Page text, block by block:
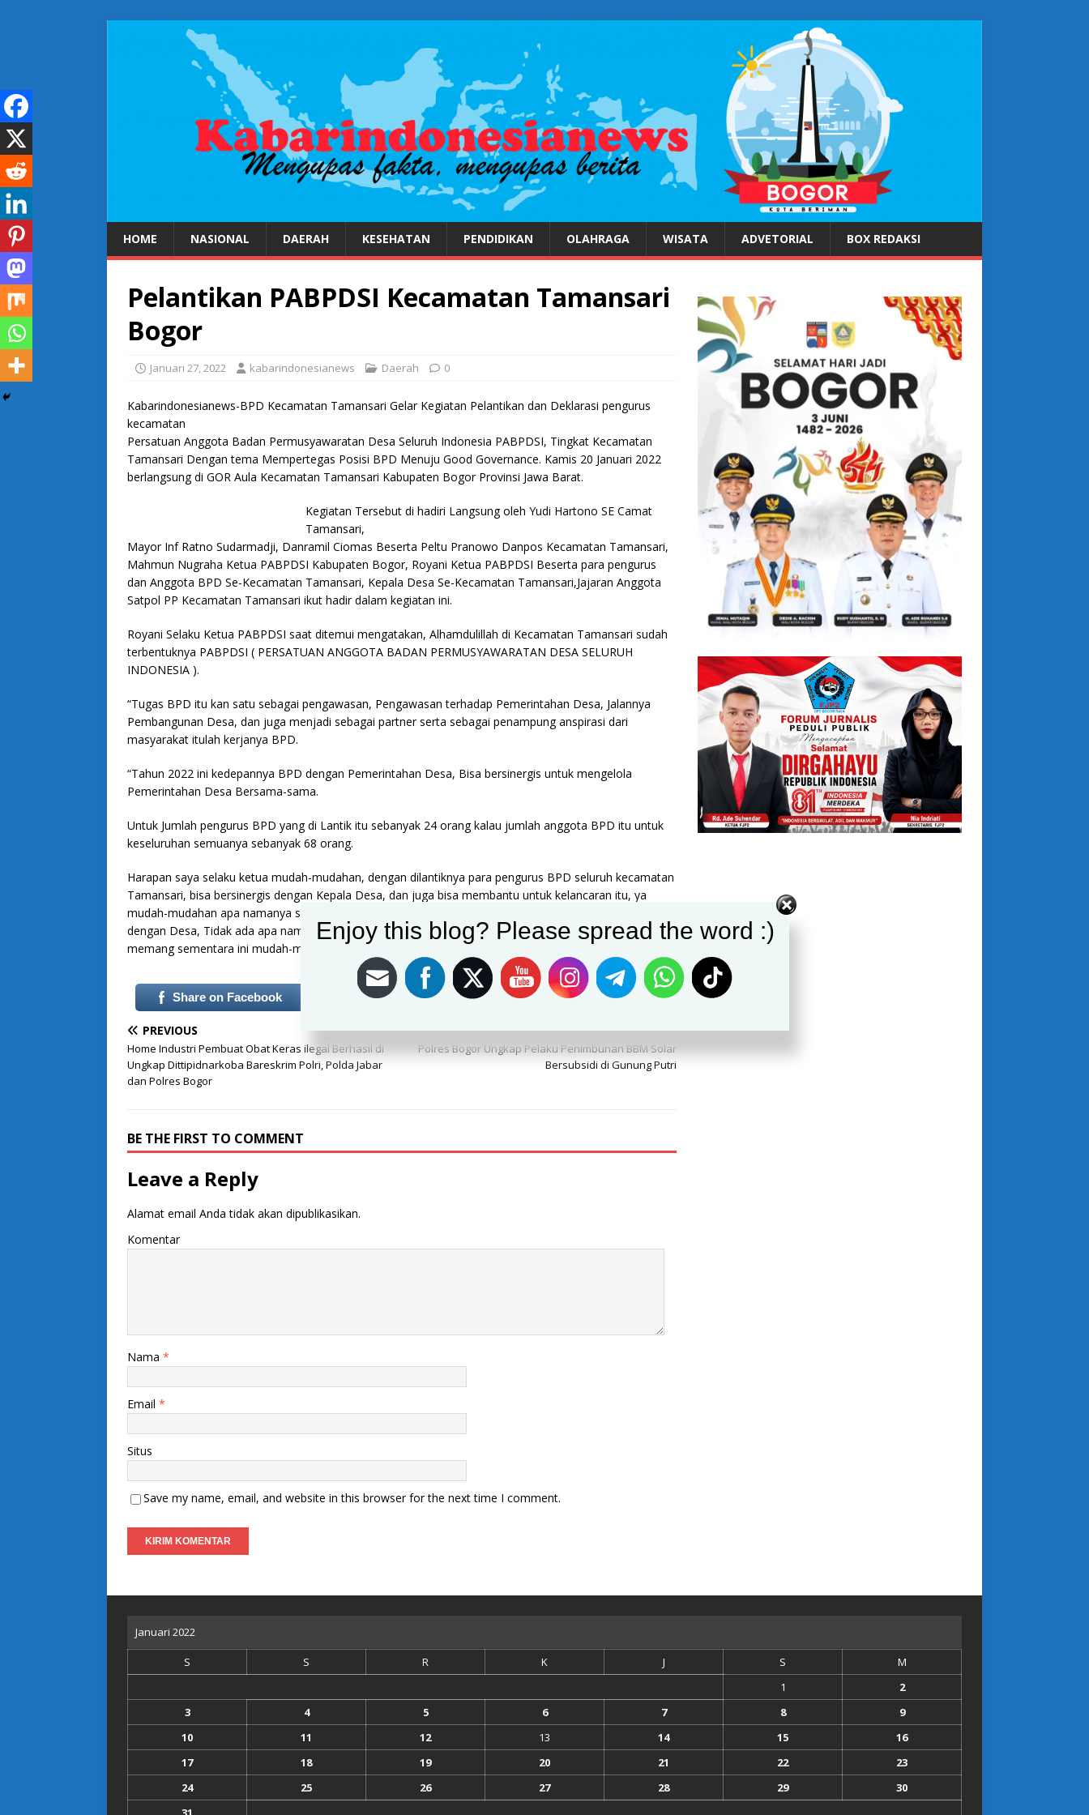
HOME NASIONAL DAERAH KESEHATAN PENDIDIKAN OLAHRAGA WISATA ADVETORIAL BOX REDAKSI
Pelantikan PABPDSI Kecamatan Tamansari
Bogor
Januari 27, 2022 kabarindonesianews Daerah 0
Kabarindonesianews-BPD Kecamatan Tamansari Gelar Kegiatan Pelantikan dan Deklarasi pengurus
kecamatan
Persatuan Anggota Badan Permusyawaratan Desa Seluruh Indonesia PABPDSI, Tingkat Kecamatan
Tamansari Dengan tema Mempertegas Posisi BPD Menuju Good Governance. Kamis 20 Januari 2022
berlangsung di GOR Aula Kecamatan Tamansari Kabupaten Bogor Provinsi Jawa Barat.
Kegiatan Tersebut di hadiri Langsung oleh Yudi Hartono SE Camat
Tamansari,
Mayor Inf Ratno Sudarmadji, Danramil Ciomas Beserta Peltu Pranowo Danpos Kecamatan Tamansari,
Mahmun Nugraha Ketua PABPDSI Kabupaten Bogor, Royani Ketua PABPDSI Beserta para pengurus
dan Anggota BPD Se-Kecamatan Tamansari, Kepala Desa Se-Kecamatan Tamansari,Jajaran Anggota
Satpol PP Kecamatan Tamansari ikut hadir dalam kegiatan ini.
Royani Selaku Ketua PABPDSI saat ditemui mengatakan, Alhamdulillah di Kecamatan Tamansari sudah
terbentuknya PABPDSI ( PERSATUAN ANGGOTA BADAN PERMUSYAWARATAN DESA SELURUH
INDONESIA ).
“Tugas BPD itu kan satu sebagai pengawasan, Pengawasan terhadap Pemerintahan Desa, Jalannya
Pembangunan Desa, dan juga menjadi sebagai partner serta sebagai penampung anspirasi dari
masyarakat itulah kerjanya BPD.
“Tahun 2022 ini kedepannya BPD dengan Pemerintahan Desa, Bisa bersinergis untuk mengelola
Pemerintahan Desa Bersama-sama.
Untuk Jumlah pengurus BPD yang di Lantik itu sebanyak 24 orang kalau jumlah anggota BPD itu untuk
keseluruhan semuanya sebanyak 68 orang.
Harapan saya selaku ketua mudah-mudahan, dengan dilantiknya para pengurus BPD seluruh kecamatan
Tamansari, bisa bersinergis dengan Kepala Desa, dan juga bisa membantu untuk kelancaran itu, ya
mudah-mudahan apa namanya seluruh anggota BPD, pokoknya maju terus penuh semangat beserta
dengan Desa, Tidak ada apa namanya saling curiga mencurigakan yang jelas sinergis. Alhamdulillah
memang sementara ini mudah-mudahan bisa saling memahami saja.(fauzy)
Share on Facebook Post on X Follow us Save
PREVIOUS
Home Industri Pembuat Obat Keras ilegal Berhasil di
Ungkap Dittipidnarkoba Bareskrim Polri, Polda Jabar
dan Polres Bogor
NEXT
Polres Bogor Ungkap Pelaku Penimbunan BBM Solar
Bersubsidi di Gunung Putri
BE THE FIRST TO COMMENT
Leave a Reply
Alamat email Anda tidak akan dipublikasikan.
Komentar
Nama *
Email *
Situs
Save my name, email, and website in this browser for the next time I comment.
Januari 2022
S S R K J S
M
1
2
3
4 5 6 7 8
9
10
11 12 13 14 15
16
17
18 19 20 21 22
23
24
25 26 27 28 29
30
Enjoy this blog? Please spread the word :)